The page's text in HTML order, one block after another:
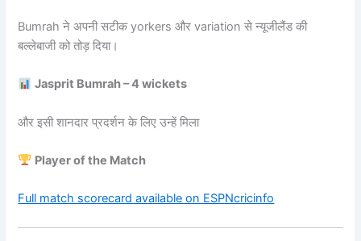
Bumrah ने अपनी सटीक yorkers और variation से न्यूजीलैंड की
बल्लेबाजी को तोड़ दिया।
Jasprit Bumrah – 4 wickets
और इसी शानदार प्रदर्शन के लिए उन्हें मिला
Player of the Match
Full match scorecard available on ESPNcricinfo